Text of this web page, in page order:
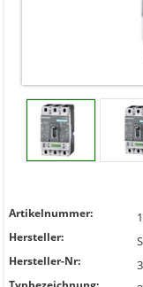
Artikelnummer:
Hersteller:
Hersteller-Nr: